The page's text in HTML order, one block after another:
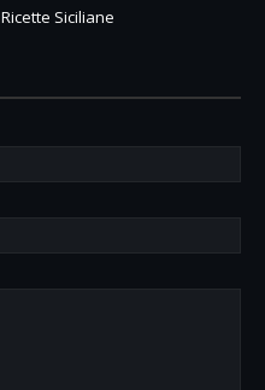
Ricette Siciliane